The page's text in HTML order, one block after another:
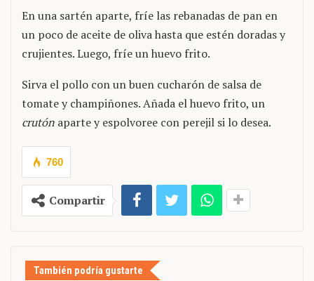
En una sartén aparte, fríe las rebanadas de pan en
un poco de aceite de oliva hasta que estén doradas y
crujientes. Luego, fríe un huevo frito.
Sirva el pollo con un buen cucharón de salsa de
tomate y champiñones. Añada el huevo frito, un
crutón aparte y espolvoree con perejil si lo desea.
760
Compartir
También podría gustarte